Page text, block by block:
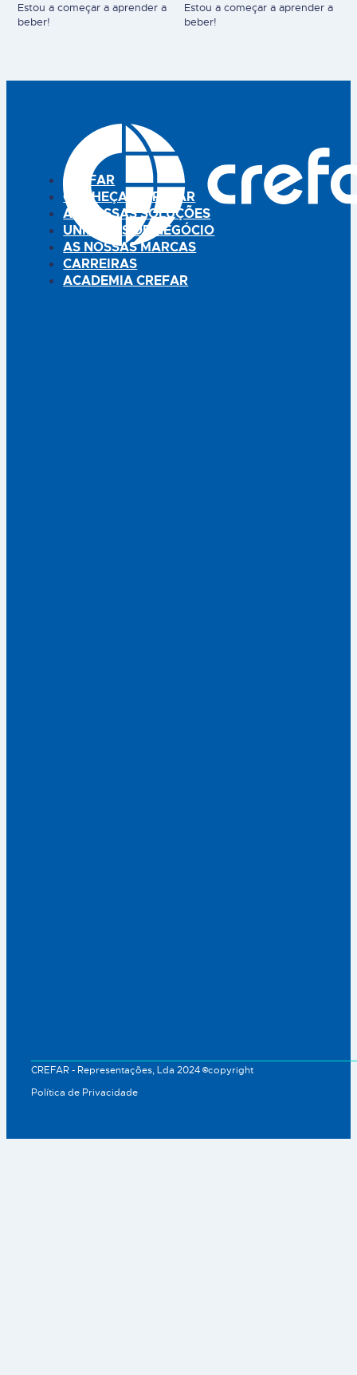
Estou a começar a aprender a
beber!
Estou a começar a aprender a
beber!
CREFAR
CONHEÇA A CREFAR
AS NOSSAS SOLUÇÕES
UNIDADES DE NEGÓCIO
AS NOSSAS MARCAS
CARREIRAS
ACADEMIA CREFAR
CREFAR - Representações, Lda 2024 ©copyright
Política de Privacidade